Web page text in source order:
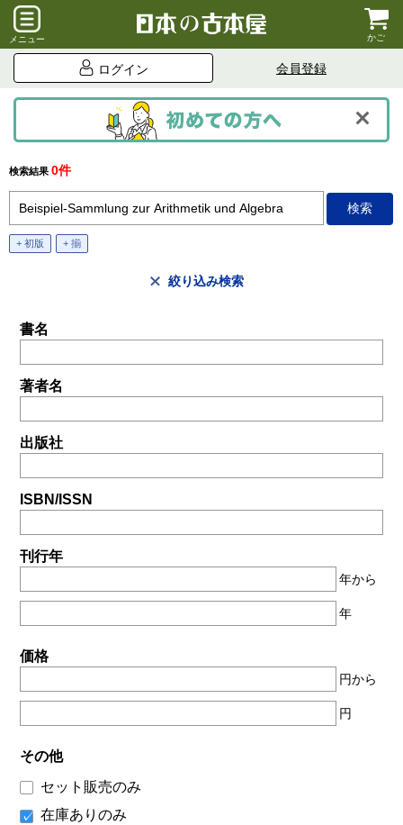
メニュー かご
ログイン 会員登録
検索結果 0件
+ 初版 + 揃
絞り込み検索
書名
著者名
出版社
ISBN/ISSN
刊行年
年から
年
価格
円から
円
その他
セット販売のみ
在庫ありのみ